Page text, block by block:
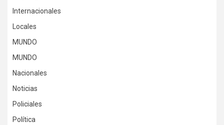
Internacionales
Locales
MUNDO
MUNDO
Nacionales
Noticias
Policiales
Política